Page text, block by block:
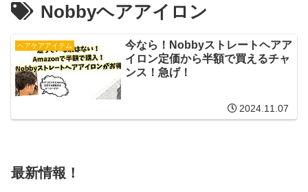
Nobbyヘアアイロン
ヘアケアアイテム
今なら！Nobbyストレートヘアア
イロン定価から半額で買えるチャ
ンス！急げ！
2024.11.07
最新情報！